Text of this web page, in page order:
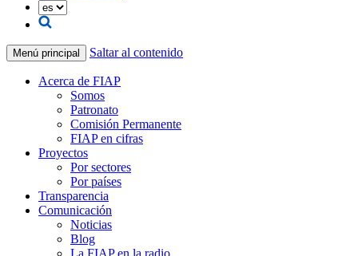
Menú principal Saltar al contenido
Acerca de FIAP
Somos
Patronato
Comisión Permanente
FIAP en cifras
Proyectos
Por sectores
Por países
Transparencia
Comunicación
Noticias
Blog
La FIAP en la radio